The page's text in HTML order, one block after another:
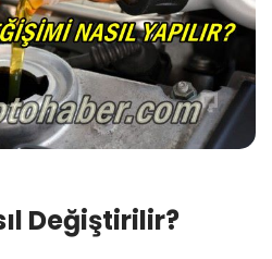
Değiştirilir?